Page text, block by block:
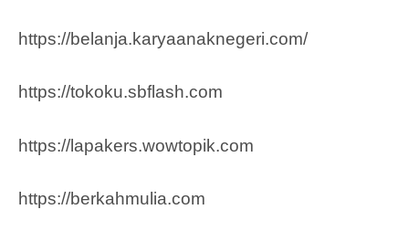
https://belanja.karyaanaknegeri.com/
https://tokoku.sbflash.com
https://lapakers.wowtopik.com
https://berkahmulia.com